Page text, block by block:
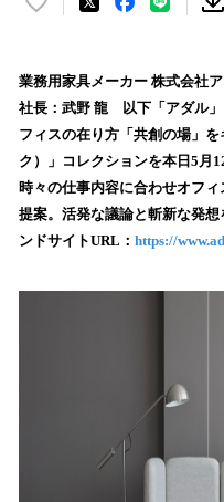
い
！
数
を
読
み
込
み
中
す
業務用家具メーカー 株式会社
社⻑：武野 ⿓ 以下「アダル
フィスの在り方「共創の場」
ク）」コレクションを本日5月
時々の仕事内容に合わせオフ
提案。活発な議論と斬新な発
ンドサイトURL： https://